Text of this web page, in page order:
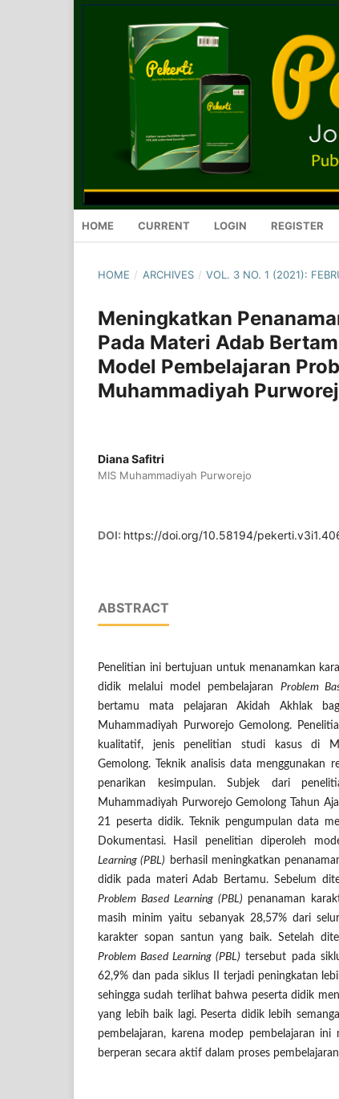
HOME CURRENT LOGIN REGISTER
HOME / ARCHIVES / VOL. 3 NO. 1 (2021):
Meningkatkan
Pada Materi Adab
Model Pembelajaran
Muhammadiyah
Diana Safitri
MIS Muhammadiyah Purworejo
DOI: https://doi.org/10.58194/
ABSTRACT
Penelitian ini bertujuan untuk menanamkan
didik melalui model pembelajaran Problem
bertamu mata pelajaran Akidah Akhlak
Muhammadiyah Purworejo Gemolong.
kualitatif, jenis penelitian studi kasus di
Gemolong. Teknik analisis data menggunakan
penarikan kesimpulan. Subjek dari
Muhammadiyah Purworejo Gemolong Tahun
21 peserta didik. Teknik pengumpulan data
Dokumentasi. Hasil penelitian diperoleh
Learning (PBL) berhasil meningkatkan
didik pada materi Adab Bertamu. Sebelum
Problem Based Learning (PBL) penanaman
masih minim yaitu sebanyak 28,57% dari
karakter sopan santun yang baik. Setelah
Problem Based Learning (PBL) tersebut pada
62,9% dan pada siklus II terjadi peningkatan
sehingga sudah terlihat bahwa peserta didik
yang lebih baik lagi. Peserta didik lebih
pembelajaran, karena modep pembelajaran
berperan secara aktif dalam proses